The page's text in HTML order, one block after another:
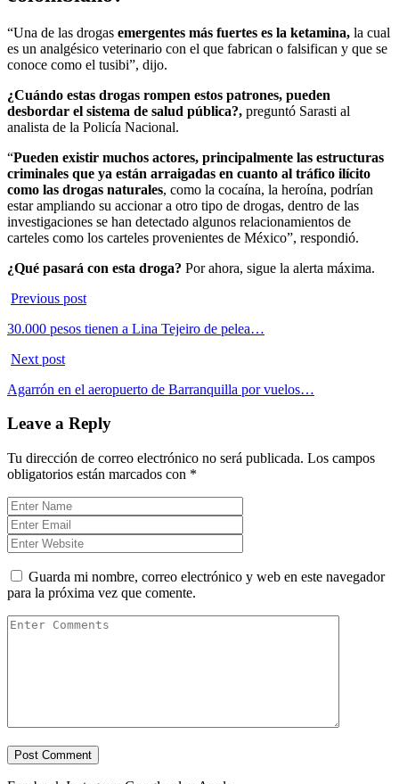
“Una de las drogas emergentes más fuertes es la ketamina, la cual
es un analgésico veterinario con el que fabrican o falsifican y que se
conoce como el tusibi”, dijo.
¿Cuándo estas drogas rompen estos patrones, pueden
desbordar el sistema de salud pública?, preguntó Sarasti al
analista de la Policía Nacional.
“Pueden existir muchos actores, principalmente las estructuras
criminales que ya están arraigadas en cuanto al tráfico ilícito
como las drogas naturales, como la cocaína, la heroína, podrían
estar ampliando su accionar a otro tipo de drogas, dentro de las
investigaciones se han detectado algunos relacionamientos de
carteles como los carteles provenientes de México”, respondió.
¿Qué pasará con esta droga? Por ahora, sigue la alerta máxima.
Previous post
30.000 pesos tienen a Lina Tejeiro de pelea…
Next post
Agarrón en el aeropuerto de Barranquilla por vuelos…
Leave a Reply
Tu dirección de correo electrónico no será publicada. Los campos
obligatorios están marcados con *
Guarda mi nombre, correo electrónico y web en este navegador
para la próxima vez que comente.